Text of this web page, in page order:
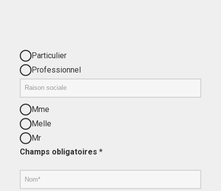
Particulier
Professionnel
Mme
Melle
Mr
Champs obligatoires *